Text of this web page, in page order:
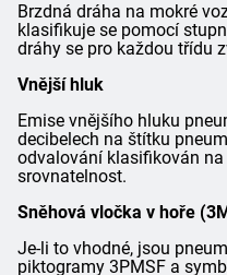
Brzdná dráha na mokré
klasifikuje se pomocí
dráhy se pro každou třídu
Vnější hluk
Emise vnějšího hluku
decibelech na štítku
odvalování klasifikován
srovnatelnost.
Sněhová vločka v hoře
Je-li to vhodné, jsou
piktogramy 3PMSF a